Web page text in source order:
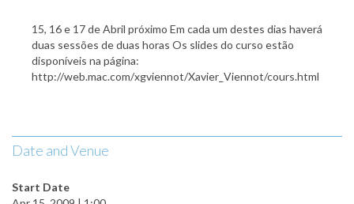
15, 16 e 17 de Abril próximo Em cada um destes dias haverá
duas sessões de duas horas Os slides do curso estão
disponíveis na página:
http://web.mac.com/xgviennot/Xavier_Viennot/cours.html
Date and Venue
Start Date